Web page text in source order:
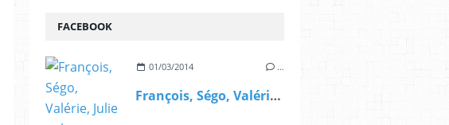
FACEBOOK
01/03/2014 …
François, Ségo, Valérie, Julie et les autres